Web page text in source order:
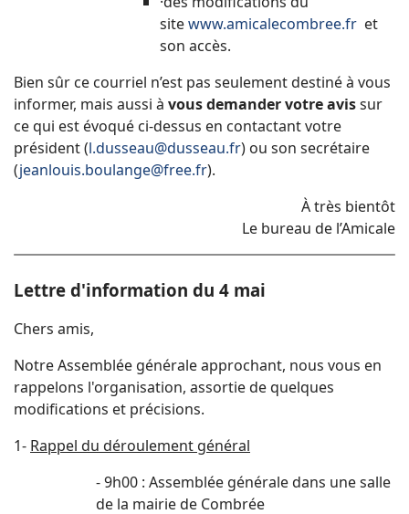
sitewww.amicalecombree.fr et
son accès.
Bien sûr ce courriel n’est pas seulement destiné à vous
informer, mais aussi à vous demander votre avissur
ce qui est évoqué ci-dessus en contactant votre
président (l.dusseau@dusseau.fr) ou son secrétaire
(jeanlouis.boulange@free.fr).
À très bientôt
Le bureau de l’Amicale
Lettre d'information du 4 mai
Chers amis,
Notre Assemblée générale approchant, nous vous en
rappelons l'organisation, assortie de quelques
modifications et précisions.
1- Rappel du déroulement général
- 9h00 : Assemblée générale dans une salle
de la mairie de Combrée